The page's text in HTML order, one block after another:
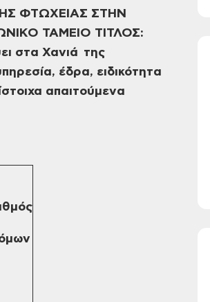
ΦΤΩΧΕΙΑΣ ΣΤΗΝ
ΤΑΜΕΙΟ ΤΙΤΛΟΣ:
στα Χανιά της
έδρα, ειδικότητα
απαιτούμενα